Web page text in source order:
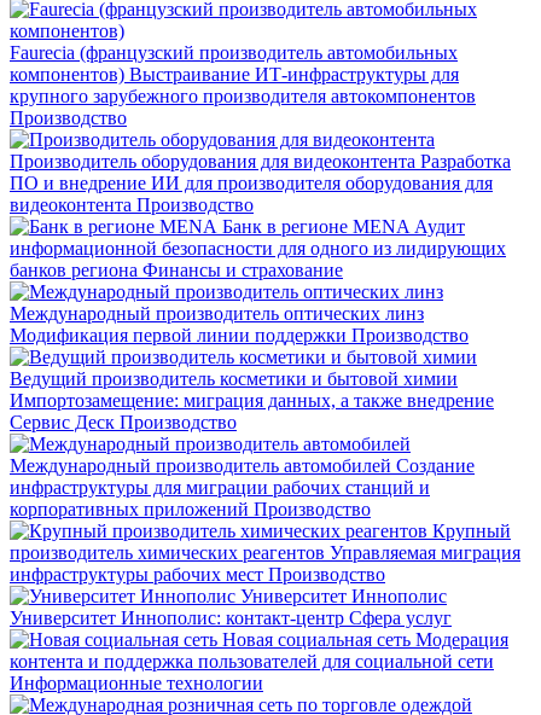
Faurecia (французский производитель автомобильных
компонентов) Выстраивание ИТ-инфраструктуры для
крупного зарубежного производителя автокомпонентов
Производство
Производитель оборудования для видеоконтента Разработка
ПО и внедрение ИИ для производителя оборудования для
видеоконтента Производство
Банк в регионе MENA Аудит
информационной безопасности для одного из лидирующих
банков региона Финансы и страхование
Международный производитель оптических линз
Модификация первой линии поддержки Производство
Ведущий производитель косметики и бытовой химии
Импортозамещение: миграция данных, а также внедрение
Сервис Деск Производство
Международный производитель автомобилей Создание
инфраструктуры для миграции рабочих станций и
корпоративных приложений Производство
Крупный
производитель химических реагентов Управляемая миграция
инфраструктуры рабочих мест Производство
Университет Иннополис
Университет Иннополис: контакт-центр Сфера услуг
Новая социальная сеть Модерация
контента и поддержка пользователей для социальной сети
Информационные технологии